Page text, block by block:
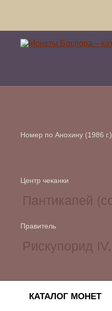
Номер по Анохину (1986 г.)
Центр чеканки
Правитель
КАТАЛОГ МОНЕТ